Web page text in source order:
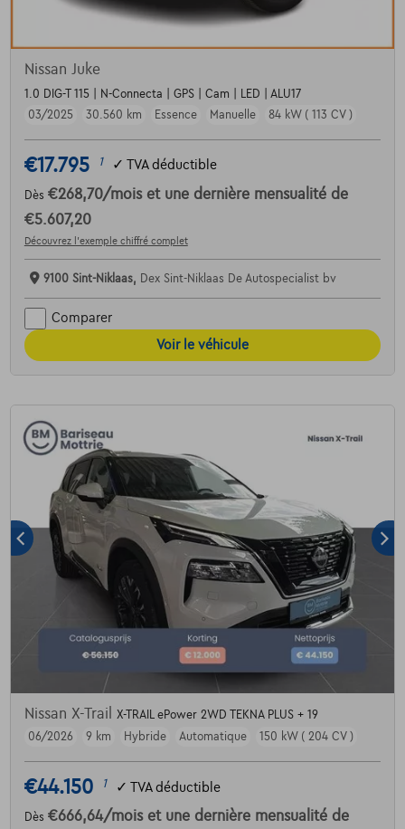
Nissan Juke
1.0 DIG-T 115 | N-Connecta | GPS | Cam | LED | ALU17
03/2025
30.560 km Essence Manuelle 84 kW ( 113 CV )
€17.795 1 ✓ TVA déductible
Dès €268,70/mois et une dernière mensualité de
€5.607,20
Découvrez l’exemple chiffré complet
9100 Sint-Niklaas, Dex Sint-Niklaas De Autospecialist bv
Comparer
Voir le véhicule
Nissan X-Trail
X-TRAIL ePower 2WD TEKNA PLUS + 19
06/2026
9 km Hybride Automatique 150 kW ( 204 CV )
€44.150 1 ✓ TVA déductible
Dès €666,64/mois et une dernière mensualité de